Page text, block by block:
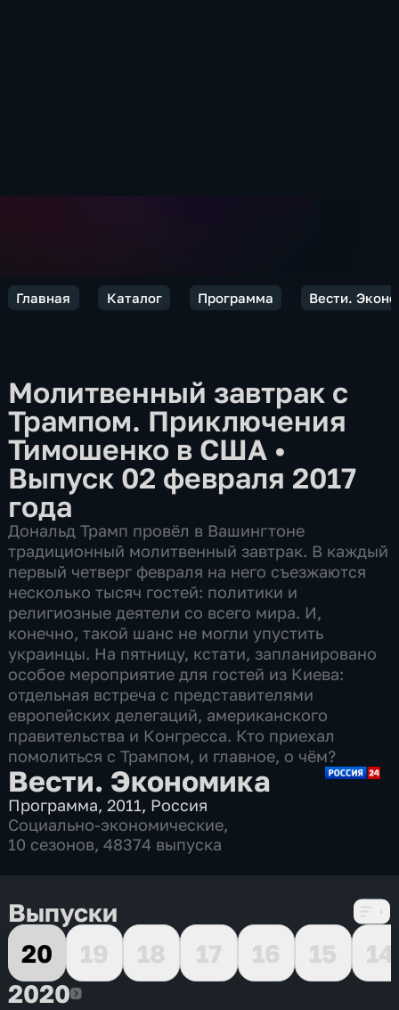
Главная Каталог Программа Вести.
Молитвенный завтрак с
Трампом. Приключения
Тимошенко в США •
Выпуск 02 февраля 2017
года
Дональд Трамп провёл в Вашингтоне
традиционный молитвенный завтрак. В каждый
первый четверг февраля на него съезжаются
несколько тысяч гостей: политики и
религиозные деятели со всего мира. И,
конечно, такой шанс не могли упустить
украинцы. На пятницу, кстати, запланировано
особое мероприятие для гостей из Киева:
отдельная встреча с представителями
европейских делегаций, американского
правительства и Конгресса. Кто приехал
помолиться с Трампом, и главное, о чём?
Вести. Экономика
Программа,2011, Россия
Социально-экономические,
10 сезонов, 48374 выпуска
Выпуски
20
19 18 17 16 15
14
20202020